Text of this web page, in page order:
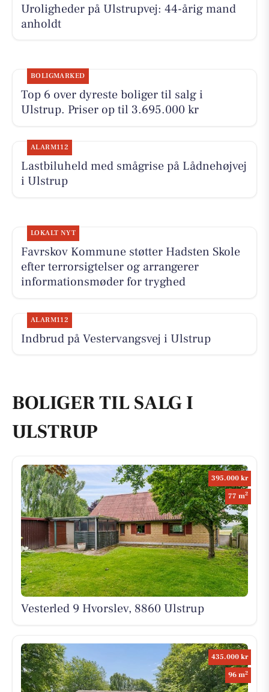
Uroligheder på Ulstrupvej: 44-årig mand
anholdt
BOLIGMARKED
Top 6 over dyreste boliger til salg i
Ulstrup. Priser op til 3.695.000 kr
ALARM112
Lastbiluheld med smågrise på Lådnehøjvej
i Ulstrup
LOKALT NYT
Favrskov Kommune støtter Hadsten Skole
efter terrorsigtelser og arrangerer
informationsmøder for tryghed
ALARM112
Indbrud på Vestervangsvej i Ulstrup
BOLIGER TIL SALG I
ULSTRUP
395.000 kr
77 m2
Vesterled 9 Hvorslev, 8860 Ulstrup
435.000 kr
96 m2